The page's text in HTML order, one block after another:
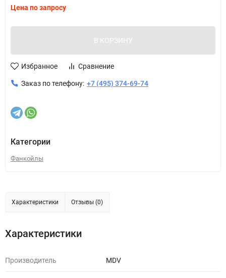
Цена по запросу
В КОРЗИНУ
Избранное Сравнение
Заказ по телефону: +7 (495) 374-69-74
Категории
Фанкойлы
Характеристики Отзывы (0)
Характеристики
Производитель MDV